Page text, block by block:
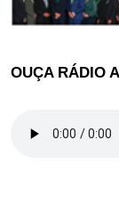
OUÇA RÁDIO